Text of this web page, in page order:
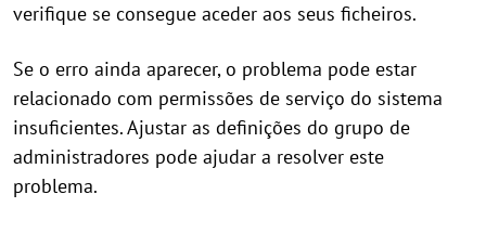
verifique se consegue aceder aos seus ficheiros.
Se o erro ainda aparecer, o problema pode estar
relacionado com permissões de serviço do sistema
insuficientes. Ajustar as definições do grupo de
administradores pode ajudar a resolver este
problema.